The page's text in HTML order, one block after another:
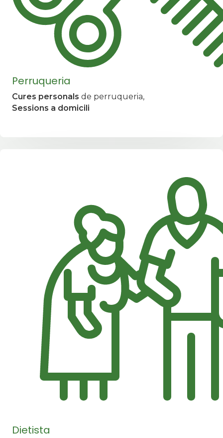
Perruqueria
Cures personals de perruqueria,
Sessions a domicili
Dietista